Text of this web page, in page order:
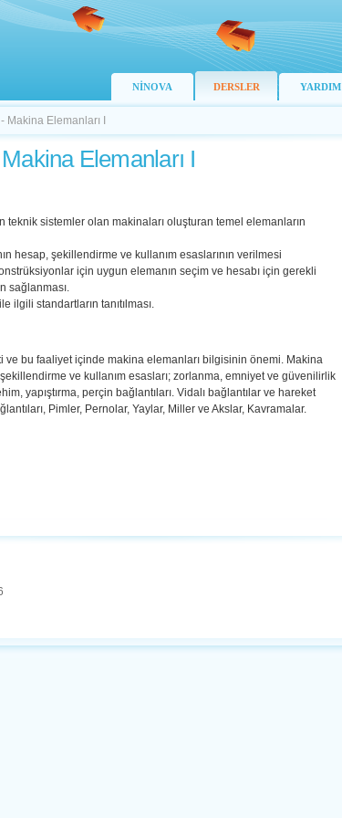
NİNOVA DERSLER YARDIM
Makina Elemanları I
Elemanları I
teknik sistemler olan makinaları oluşturan temel elemanların
hesap, şekillendirme ve kullanım esaslarının verilmesi
için uygun elemanın seçim ve hesabı için gerekli
sağlanması.
ilgili standartların tanıtılması.
ve bu faaliyet içinde makina elemanları bilgisinin önemi. Makina
ve kullanım esasları; zorlanma, emniyet ve güvenilirlik
yapıştırma, perçin bağlantıları. Vidalı bağlantılar ve hareket
Pimler, Pernolar, Yaylar, Miller ve Akslar, Kavramalar.